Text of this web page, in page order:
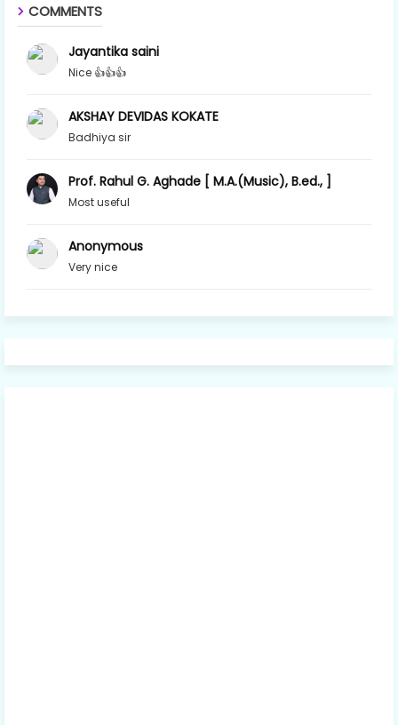
COMMENTS
Jayantika saini
Nice 👍👍👍
AKSHAY DEVIDAS KOKATE
Badhiya sir
Prof. Rahul G. Aghade [ M.A.(Music), B.ed., ]
Most useful
Anonymous
Very nice